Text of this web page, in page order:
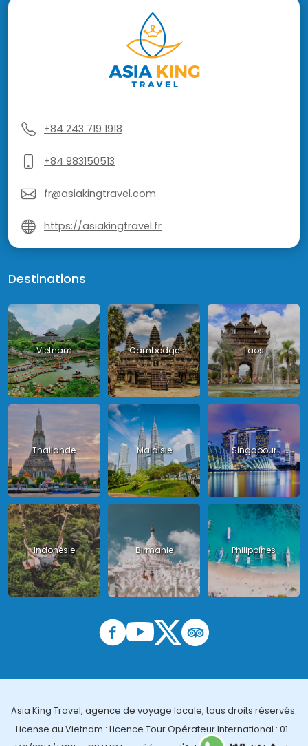
+84 243 719 1918
+84 983150513
fr@asiakingtravel.com
https://asiakingtravel.fr
Destinations
Vietnam Cambodge Laos
Thailande Malaisie Singapour
Indonésie Birmanie Philippines
Asia King Travel, agence de voyage locale, tous droits réservés.
License au Vietnam : Licence Tour Opérateur International : 01-